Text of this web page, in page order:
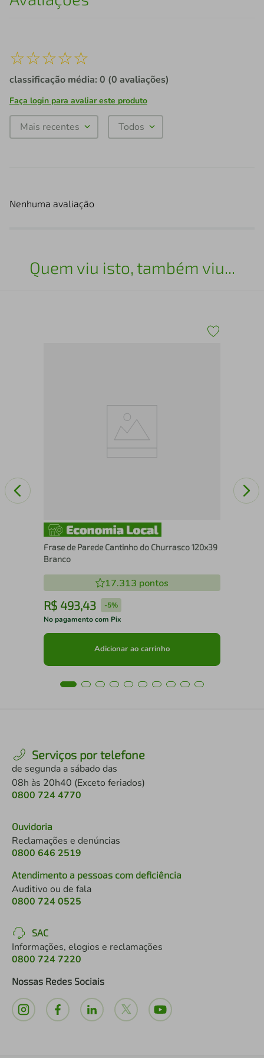
☆☆☆☆☆
classificação média: 0 (0 avaliações)
Faça login para avaliar este produto
Mais recentes Todos
Nenhuma avaliação
Quem viu isto, também viu...
Frase de Parede Cantinho do Churrasco 120x39
Branco
17.313 pontos
R$ 493,43 -5%
No pagamento com Pix
Adicionar ao carrinho
Serviços por telefone
de segunda a sábado das
08h às 20h40 (Exceto feriados)
0800 724 4770
Ouvidoria
Reclamações e denúncias
0800 646 2519
Atendimento a pessoas com deficiência
Auditivo ou de fala
0800 724 0525
SAC
Informações, elogios e reclamações
0800 724 7220
Nossas Redes Sociais